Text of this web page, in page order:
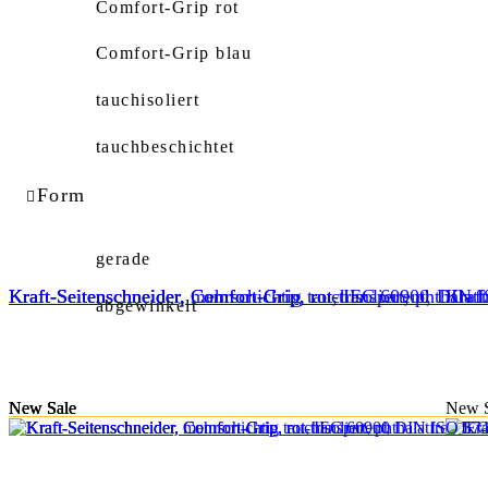
Comfort-Grip rot
Comfort-Grip blau
tauchisoliert
tauchbeschichtet
Form
gerade
abgewinkelt
New Sale
Kraft-Seitenschneider, mehrschichtig tauchisoliert,
New Sale
Kraft-Seitenschneider, Comfort-Grip, rot, IEC 60900
New
New Sale
Kraft-Seitenschneider, Comfort-Grip, rot-transparent, DIN